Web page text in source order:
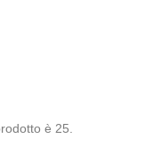
è 25.